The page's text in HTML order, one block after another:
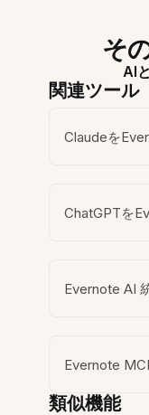
そ
AI
関連ツール
Claudeを
ChatGPTを
Evernote AI
Evernote
類似機能